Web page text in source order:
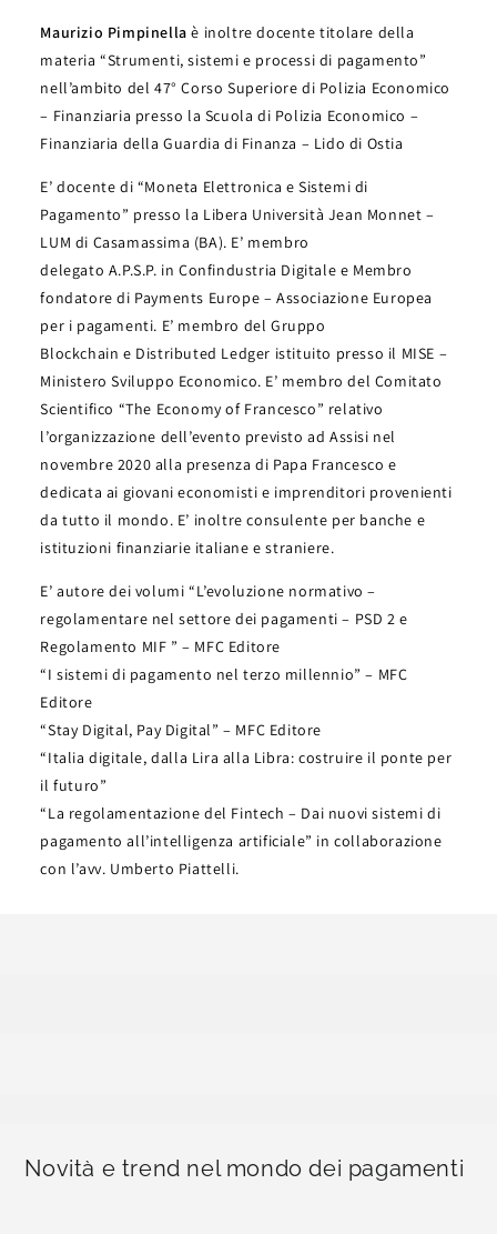
Maurizio Pimpinella è inoltre docente titolare della
materia “Strumenti, sistemi e processi di pagamento”
nell’ambito del 47° Corso Superiore di Polizia Economico
– Finanziaria presso la Scuola di Polizia Economico –
Finanziaria della Guardia di Finanza – Lido di Ostia
E’ docente di “Moneta Elettronica e Sistemi di
Pagamento” presso la Libera Università Jean Monnet –
LUM di Casamassima (BA). E’ membro
delegato A.P.S.P. in Confindustria Digitale e Membro
fondatore di Payments Europe – Associazione Europea
per i pagamenti. E’ membro del Gruppo
Blockchain e Distributed Ledger istituito presso il MISE –
Ministero Sviluppo Economico. E’ membro del Comitato
Scientifico “The Economy of Francesco” relativo
l’organizzazione dell’evento previsto ad Assisi nel
novembre 2020 alla presenza di Papa Francesco e
dedicata ai giovani economisti e imprenditori provenienti
da tutto il mondo. E’ inoltre consulente per banche e
istituzioni finanziarie italiane e straniere.
E’ autore dei volumi “L’evoluzione normativo –
regolamentare nel settore dei pagamenti – PSD 2 e
Regolamento MIF ” – MFC Editore
“I sistemi di pagamento nel terzo millennio” – MFC
Editore
“Stay Digital, Pay Digital” – MFC Editore
“Italia digitale, dalla Lira alla Libra: costruire il ponte per
il futuro”
“La regolamentazione del Fintech – Dai nuovi sistemi di
pagamento all’intelligenza artificiale” in collaborazione
con l’avv. Umberto Piattelli.
Novità e trend nel mondo dei pagamenti